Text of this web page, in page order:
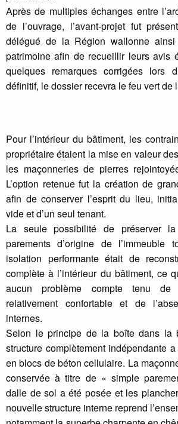
Après de multiples échanges entre
de l’ouvrage, l’avant-projet fut
délégué de la Région wallonne ainsi
patrimoine afin de recueillir leurs avis
quelques remarques corrigées lors
définitif, le dossier recevra le feu vert de
Pour l’intérieur du bâtiment, les
propriétaire étaient la mise en valeur
les maçonneries de pierres
L’option retenue fut la création de
afin de conserver l’esprit du lieu,
vide et d’un seul tenant.
La seule possibilité de préserver
parements d’origine de l’immeuble
isolation performante était de
complète à l’intérieur du bâtiment, ce
aucun problème compte tenu de
relativement confortable et de
internes.
Selon le principe de la boîte dans la
structure complètement indépendante
en blocs de béton cellulaire. La
conservée à titre de « simple
dalle de sol a été posée et les
nouvelle structure interne reprend